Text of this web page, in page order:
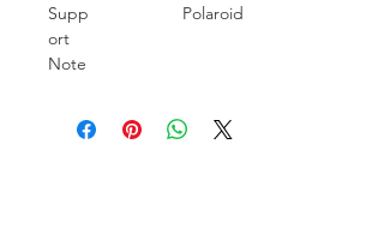
Supp
ort
Polaroid
Note